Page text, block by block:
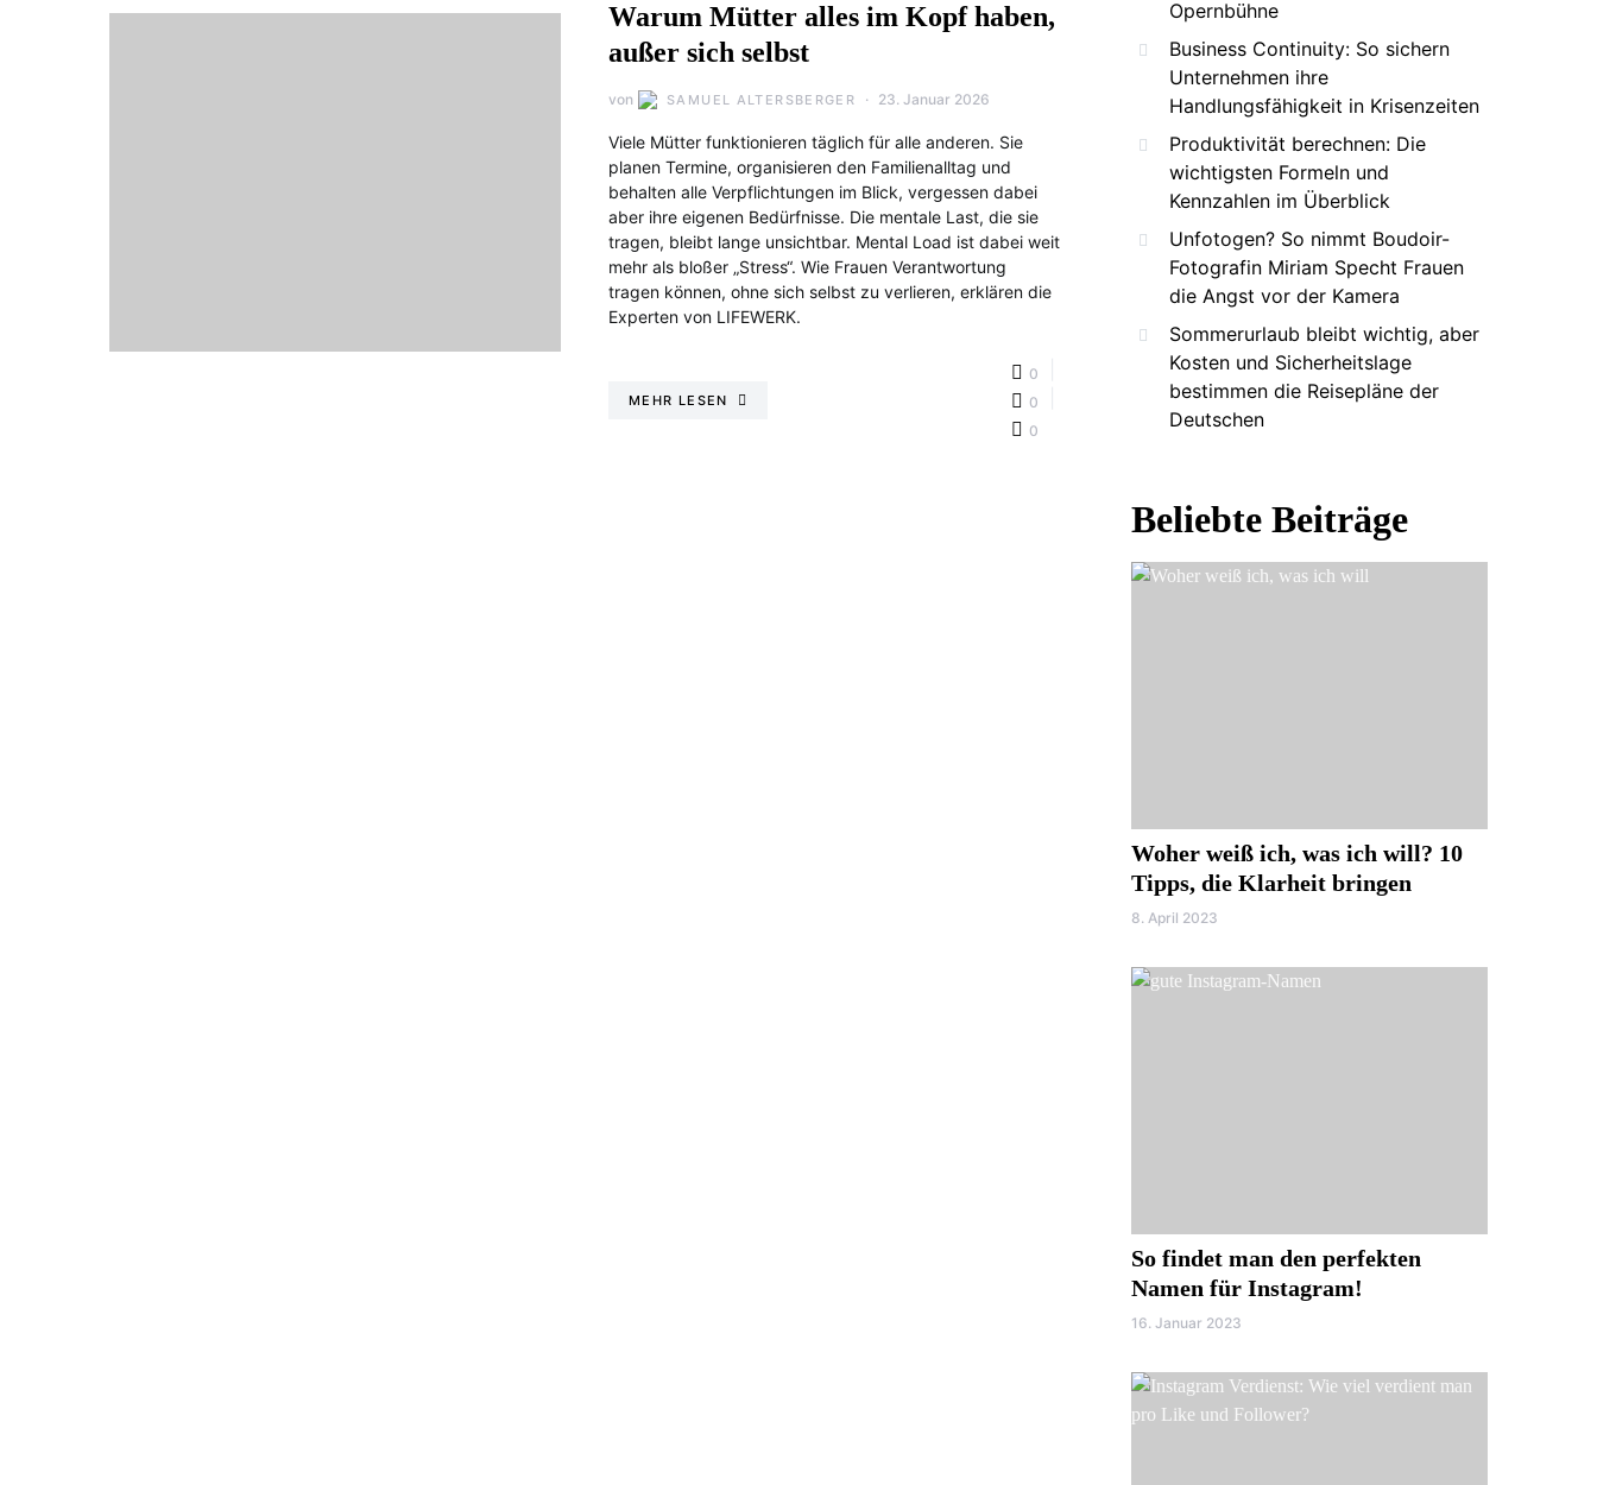
Warum Mütter alles im Kopf haben,
außer sich selbst
von SAMUEL ALTERSBERGER 23. Januar 2026
Viele Mütter funktionieren täglich für alle anderen. Sie
planen Termine, organisieren den Familienalltag und
behalten alle Verpflichtungen im Blick, vergessen dabei
aber ihre eigenen Bedürfnisse. Die mentale Last, die sie
tragen, bleibt lange unsichtbar. Mental Load ist dabei weit
mehr als bloßer „Stress“. Wie Frauen Verantwortung
tragen können, ohne sich selbst zu verlieren, erklären die
Experten von LIFEWERK.
MEHR LESEN
0
0
0
Opernbühne
Business Continuity: So sichern
Unternehmen ihre
Handlungsfähigkeit in Krisenzeiten
Produktivität berechnen: Die
wichtigsten Formeln und
Kennzahlen im Überblick
Unfotogen? So nimmt Boudoir-
Fotografin Miriam Specht Frauen
die Angst vor der Kamera
Sommerurlaub bleibt wichtig, aber
Kosten und Sicherheitslage
bestimmen die Reisepläne der
Deutschen
Beliebte Beiträge
Woher weiß ich, was ich will? 10
Tipps, die Klarheit bringen
8. April 2023
So findet man den perfekten
Namen für Instagram!
16. Januar 2023